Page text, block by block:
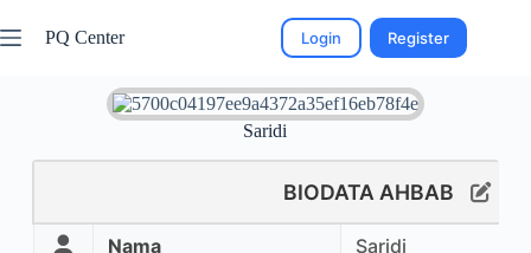
PQ Center Login Register
Saridi
BIODATA AHBAB
Nama
Saridi